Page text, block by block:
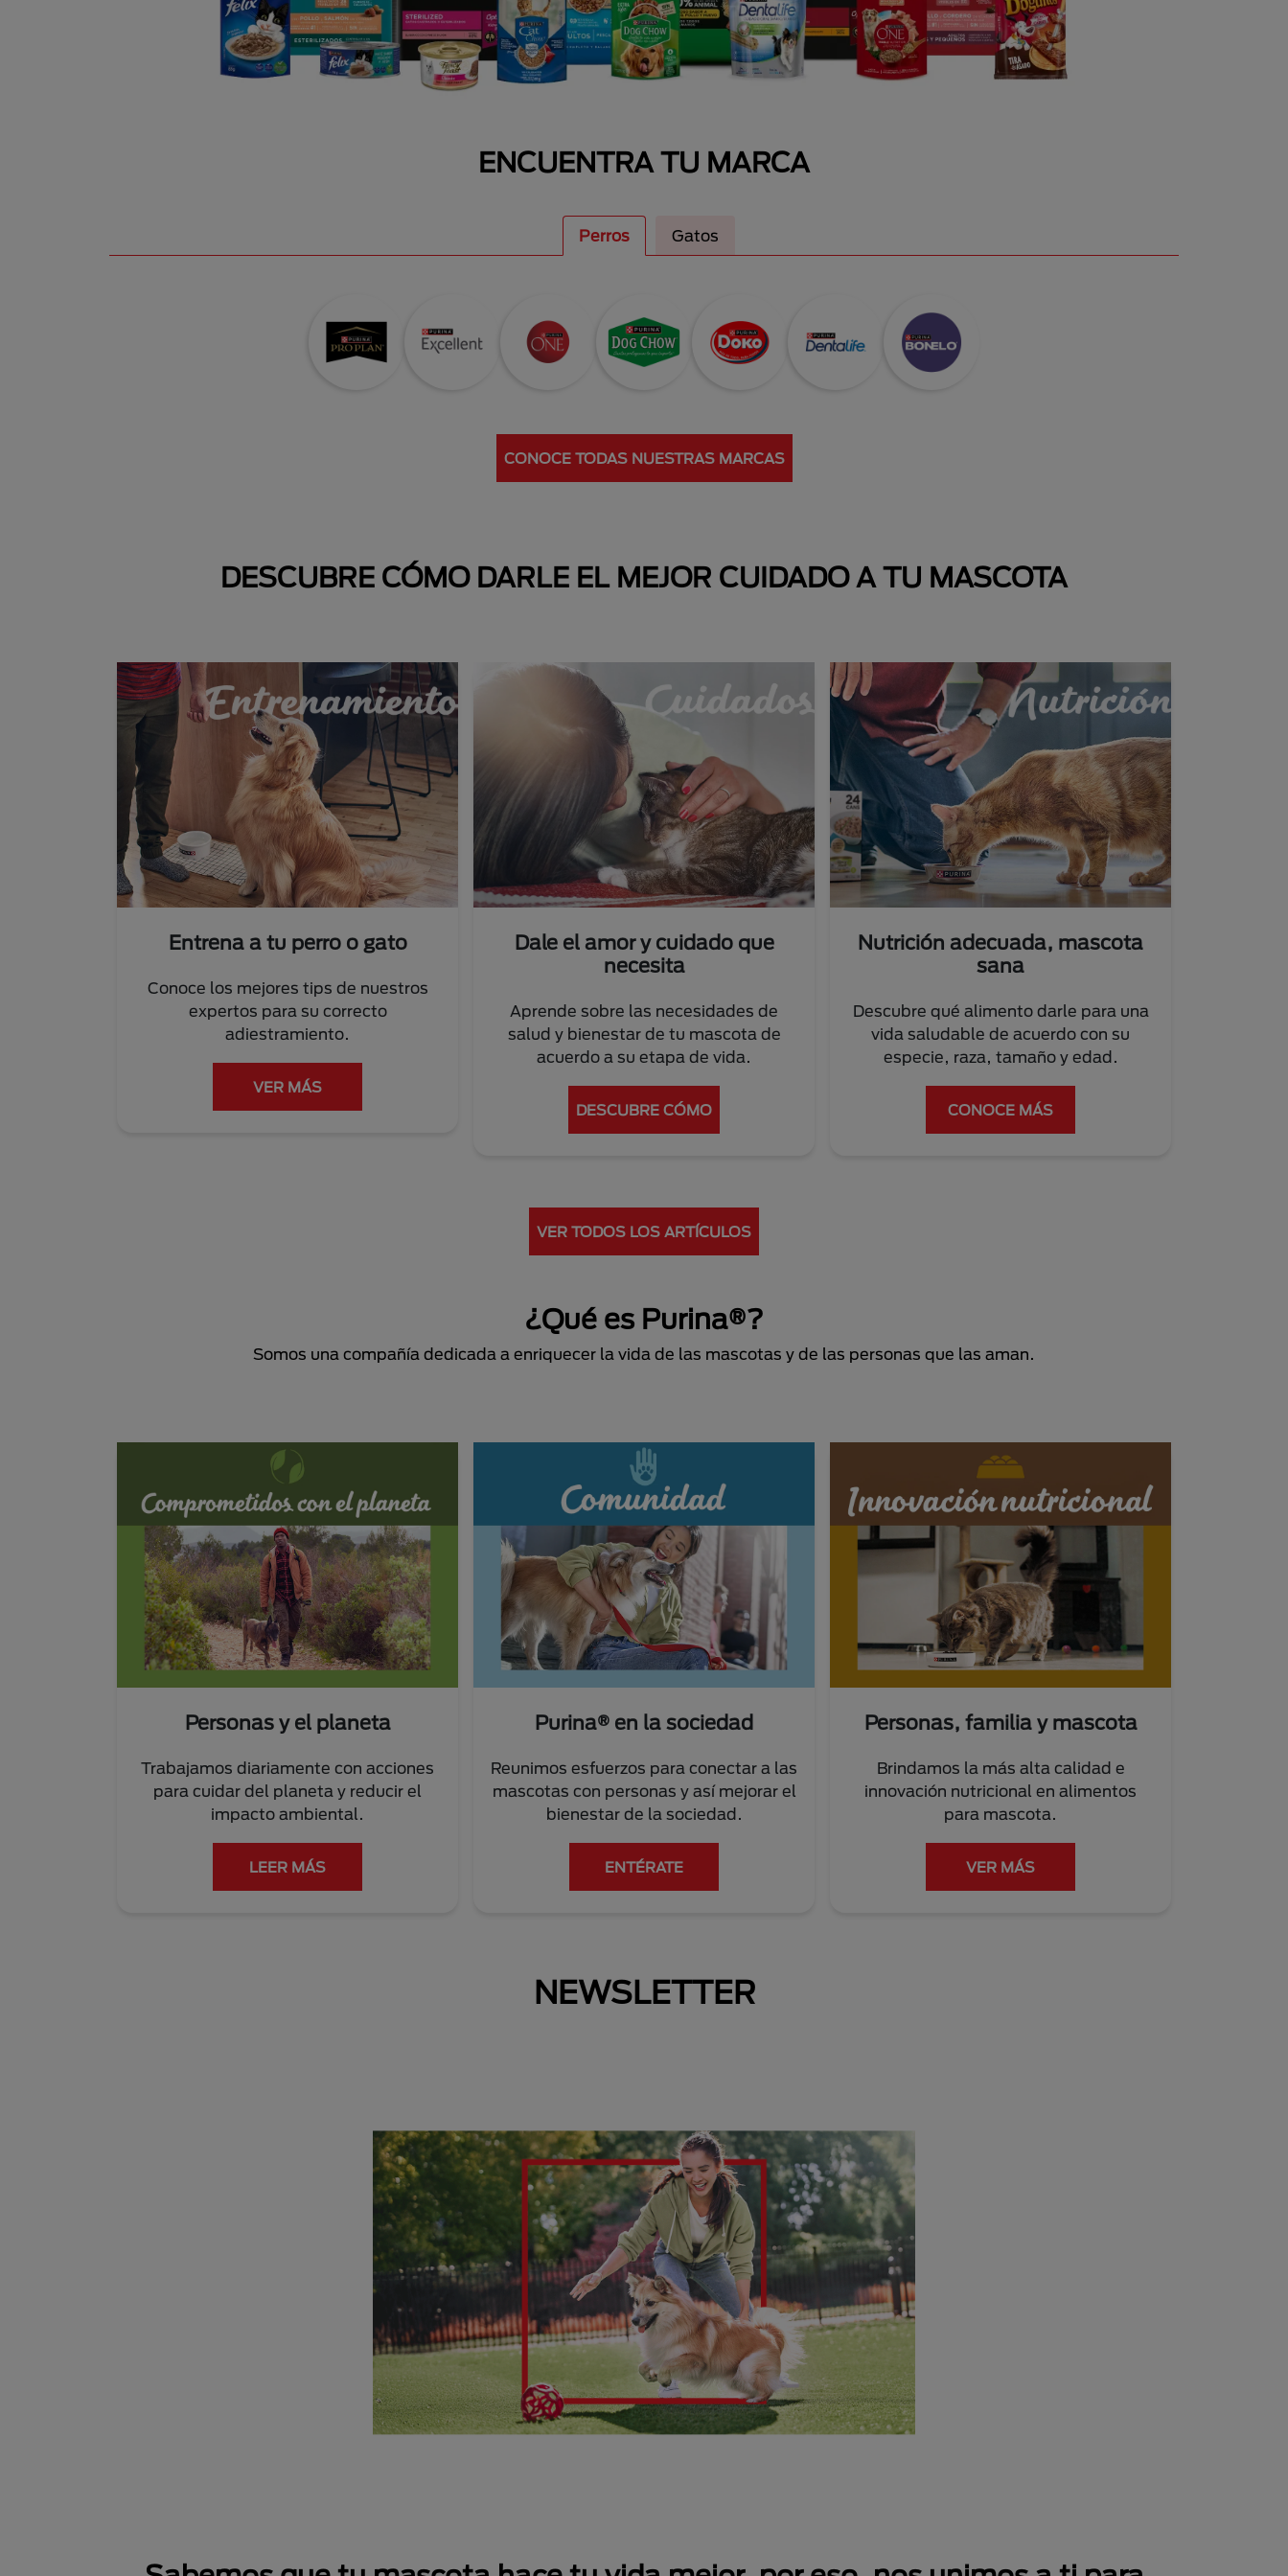
ENCUENTRA TU MARCA
Perros Gatos
CONOCE TODAS NUESTRAS MARCAS
DESCUBRE CÓMO DARLE EL MEJOR CUIDADO A TU MASCOTA
Entrena a tu perro o gato
Conoce los mejores tips de nuestros
expertos para su correcto
adiestramiento.
VER MÁS
Dale el amor y cuidado que
necesita
Aprende sobre las necesidades de
salud y bienestar de tu mascota de
acuerdo a su etapa de vida.
DESCUBRE CÓMO
Nutrición adecuada, mascota
sana
Descubre qué alimento darle para una
vida saludable de acuerdo con su
especie, raza, tamaño y edad.
CONOCE MÁS
VER TODOS LOS ARTÍCULOS
¿Qué es Purina®?
Somos una compañía dedicada a enriquecer la vida de las mascotas y de las personas que las aman.
Personas y el planeta
Trabajamos diariamente con acciones
para cuidar del planeta y reducir el
impacto ambiental.
LEER MÁS
Purina® en la sociedad
Reunimos esfuerzos para conectar a las
mascotas con personas y así mejorar el
bienestar de la sociedad.
ENTÉRATE
Personas, familia y mascota
Brindamos la más alta calidad e
innovación nutricional en alimentos
para mascota.
VER MÁS
NEWSLETTER